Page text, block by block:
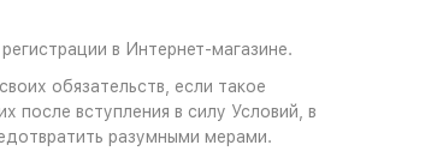
в Интернет-магазине.
обязательств, если такое
после вступления в силу Условий, в
разумными мерами.